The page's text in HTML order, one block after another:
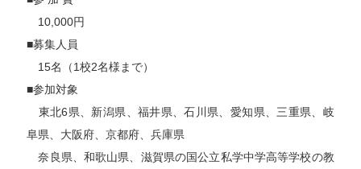
10,000円
■募集人員
15名（1校2名様まで）
■参加対象
東北6県、新潟県、福井県、石川県、愛知県、三重県、岐
阜県、大阪府、京都府、兵庫県
奈良県、和歌山県、滋賀県の国公立私学中学高等学校の教